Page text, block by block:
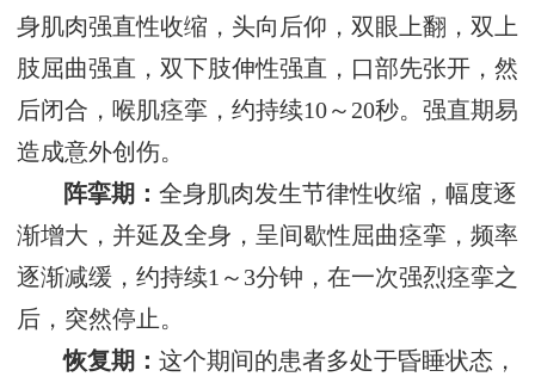
身肌肉强直性收缩，头向后仰，双眼上翻，双上
肢屈曲强直，双下肢伸性强直，口部先张开，然
后闭合，喉肌痉挛，约持续10～20秒。强直期易
造成意外创伤。
阵挛期：全身肌肉发生节律性收缩，幅度逐
渐增大，并延及全身，呈间歇性屈曲痉挛，频率
逐渐减缓，约持续1～3分钟，在一次强烈痉挛之
后，突然停止。
恢复期：这个期间的患者多处于昏睡状态，